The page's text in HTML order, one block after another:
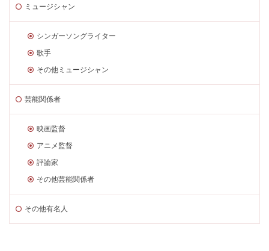
ミュージシャン
シンガーソングライター
歌手
その他ミュージシャン
芸能関係者
映画監督
アニメ監督
評論家
その他芸能関係者
その他有名人